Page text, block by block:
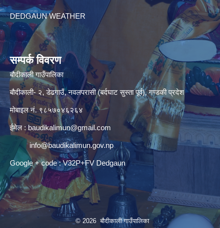
DEDGAUN WEATHER
सम्पर्क विवरण
बौदीकाली गाउँपालिका
बौदीकाली- २, डेढगाउँ, नवलपरासी (बर्दघाट सुस्ता पूर्व), गण्डकी प्रदेश
मोबाइल नं. ९८५७०४६२६४
ईमेल : baudikalimun@gmail.com
info@baudikalimun.gov.np
Google + code : V32P+FV Dedgaun
© 2026 बौदीकाली गाउँपालिका